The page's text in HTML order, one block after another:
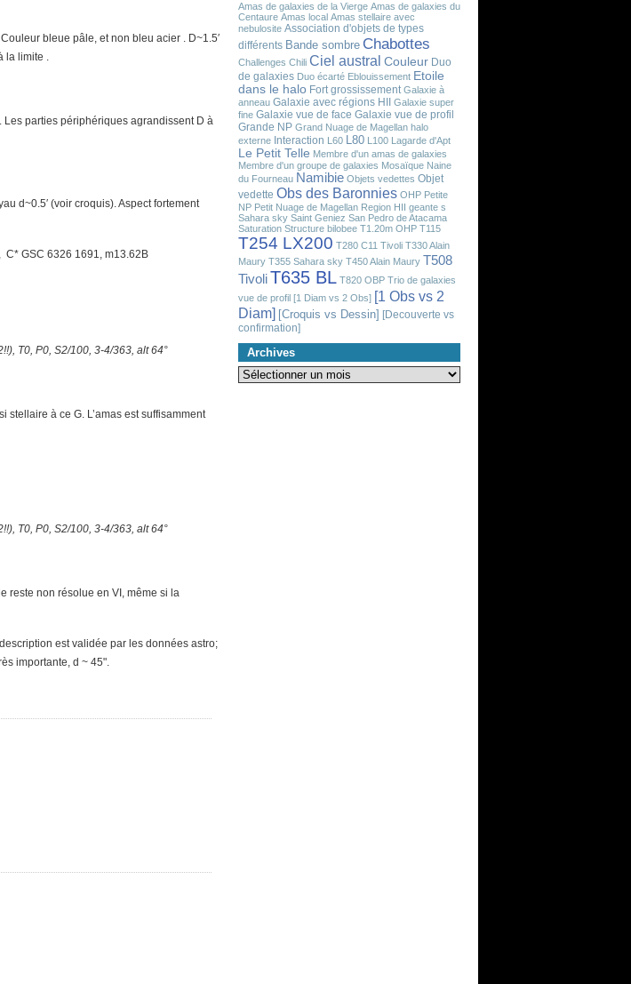
bleue pâle, et non bleu acier . D~1.5′
la limite .
parties périphériques agrandissent D à
d~0.5′ (voir croquis). Aspect fortement
C* GSC 6326 1691, m13.62B
T0, P0, S2/100, 3-4/363, alt 64°
stellaire à ce G. L’amas est suffisamment
T0, P0, S2/100, 3-4/363, alt 64°
reste non résolue en VI, même si la
est validée par les données astro;
importante, d ~ 45".
Amas de galaxies de la Vierge Amas de galaxies du
Centaure Amas local Amas stellaire avec
nebulosite Association d'objets de types
différents Bande sombre Chabottes
Challenges Chili Ciel austral Couleur Duo
de galaxies Duo écarté Eblouissement Etoile
dans le halo Fort grossissement Galaxie à
anneau Galaxie avec régions HII
Galaxie super
fine Galaxie vue de face Galaxie vue de profil
Grande NP Grand Nuage de Magellan halo
externe Interaction L60 L80 L100 Lagarde d'Apt
Le Petit Telle Membre d'un amas de galaxies
Membre d'un groupe de galaxies Mosaïque Naine
du Fourneau Namibie Objets vedettes Objet
vedette Obs des Baronnies OHP Petite
NP Petit Nuage de Magellan Region HII geante s
Sahara sky Saint Geniez San Pedro de Atacama
Saturation Structure bilobee T1.20m OHP T115
T254 LX200 T280 C11 Tivoli T330 Alain
Maury T355 Sahara sky T450 Alain Maury T508
TivoliT635 BL T820 OBP Trio de galaxies
vue de profil [1 Diam vs 2 Obs] [1 Obs vs 2
Diam] [Croquis vs Dessin] [Decouverte vs
confirmation]
Archives
Archives